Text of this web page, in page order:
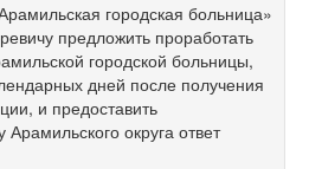
городская больница»
предложить проработать
городской больницы,
дней после получения
и предоставить
округа ответ